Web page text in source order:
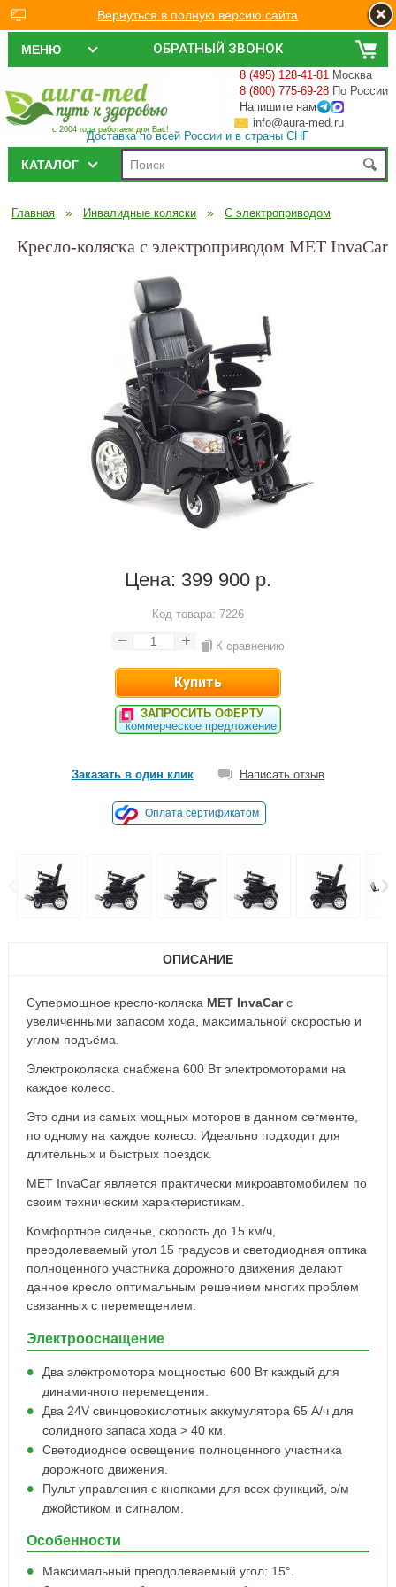
ОБРАТНЫЙ ЗВОНОК
МЕНЮ
с 2004 года работаем для Вас!
8 (495) 128-41-81 Москва
8 (800) 775-69-28 По России
Напишите нам
info@aura-med.ru
Доставка по всей России и в страны СНГ
КАТАЛОГ
Главная » Инвалидные коляски » С электроприводом
Кресло-коляска с электроприводом MET InvaCar
Цена: 399 900 р.
Код товара: 7226
К сравнению
ЗАПРОСИТЬ ОФЕРТУ
коммерческое предложение
Заказать в один клик Написать отзыв
Оплата сертификатом
ОПИСАНИЕ
Супермощное кресло-коляска MET InvaCarс
увеличенными запасом хода, максимальной скоростью и
углом подъёма.
Электроколяска снабжена 600 Вт электромоторами на
каждое колесо.
Это одни из самых мощных моторов в данном сегменте,
по одному на каждое колесо. Идеально подходит для
длительных и быстрых поездок.
MET InvaCar является практически микроавтомобилем по
своим техническим характеристикам.
Комфортное сиденье, скорость до 15 км/ч,
преодолеваемый угол 15 градусов и светодиодная оптика
полноценного участника дорожного движения делают
данное кресло оптимальным решением многих проблем
связанных с перемещением.
Электрооснащение
Два электромотора мощностью 600 Вт каждый для
динамичного перемещения.
Два 24V свинцовокислотных аккумулятора 65 А/ч для
солидного запаса хода > 40 км.
Светодиодное освещение полноценного участника
дорожного движения.
Пульт управления с кнопками для всех функций, э/м
джойстиком и сигналом.
Особенности
Максимальный преодолеваемый угол: 15°.
Вернуться в полную версию сайта